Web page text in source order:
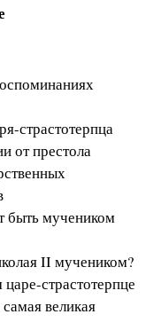
страстотерпца
от престола
быть мучеником
II мучеником?
страстотерпце
великая